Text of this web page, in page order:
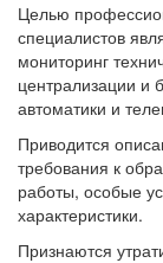
Целью
специалистов
мониторинг
централизации и
автоматики и
Приводится
требования к
работы, особые
характеристики.
Признаются